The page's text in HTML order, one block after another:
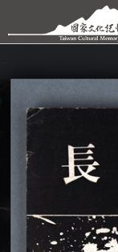
跳到主要內容區塊